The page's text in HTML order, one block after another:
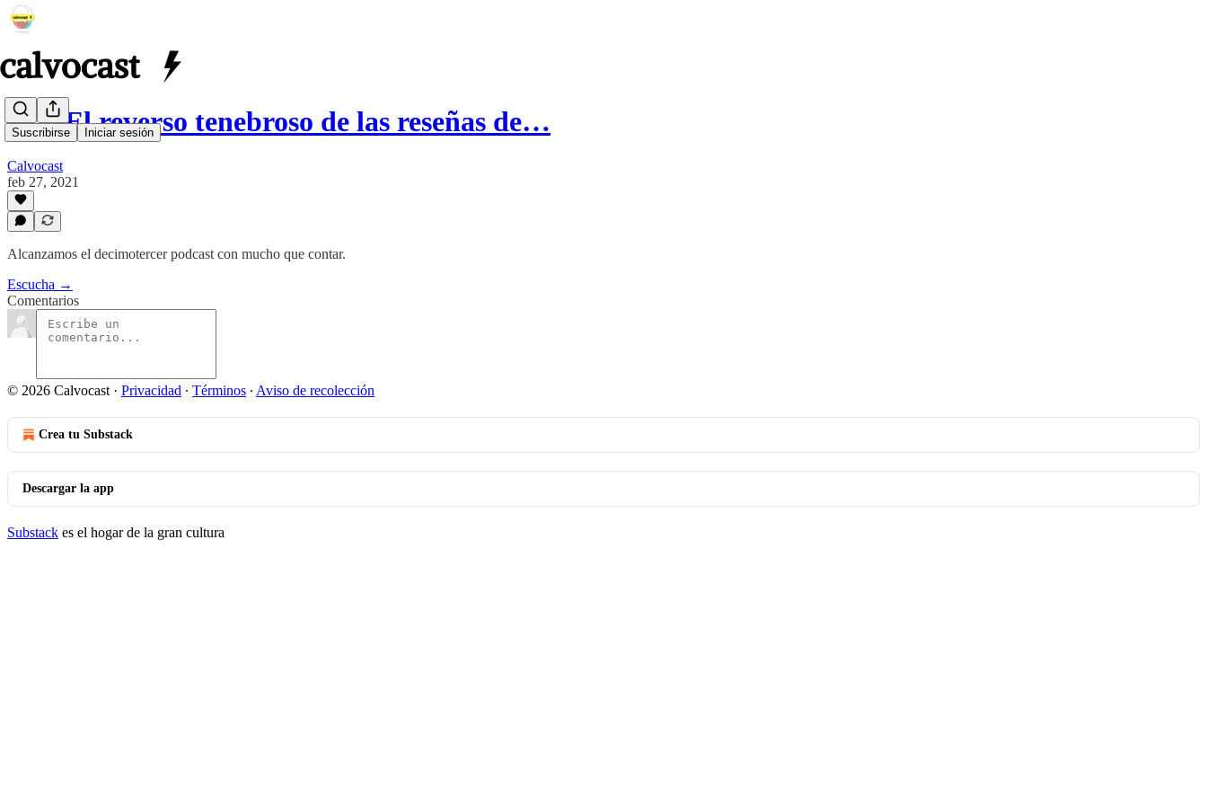
Suscribirse Iniciar sesión
013. El reverso tenebroso de las reseñas de…
Calvocast
feb 27, 2021
Alcanzamos el decimotercer podcast con mucho que contar.
Escucha →
Comentarios
© 2026 Calvocast · Privacidad ∙ Términos ∙ Aviso de recolección
Crea tu Substack
Descargar la app
Substack es el hogar de la gran cultura